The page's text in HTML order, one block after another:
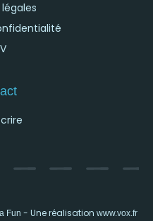
Fun - Une réalisation www.vox.fr